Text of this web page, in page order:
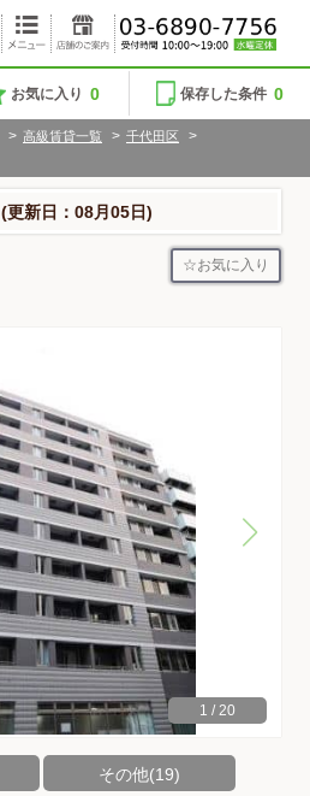
お気に入り 0 保存した条件 0
> 高級賃貸一覧 > 千代田区
>
(更新日：08月05日)
お気に入り
1 / 20
その他(19)